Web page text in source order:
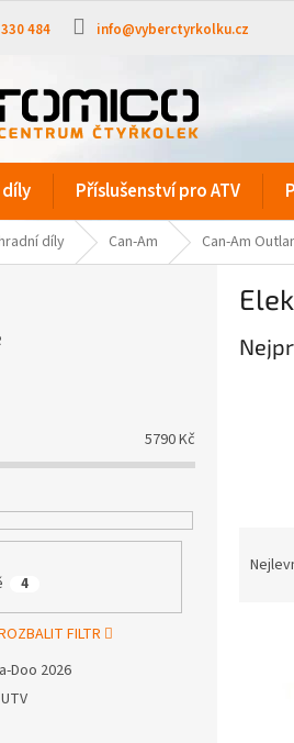
484 info@vyberctyrkolku.cz
Příslušenství pro ATV
díly Can-Am Can-Am
5790Kč
4
FILTR
Doo 2026